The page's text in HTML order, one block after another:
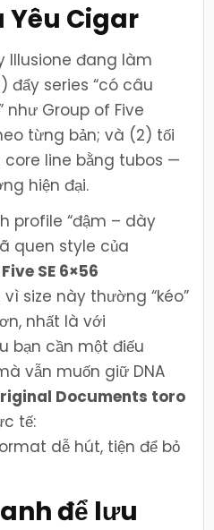
Yêu Cigar
Illusione đang làm
đẩy series “có câu
Group of Five
từng bản; và (2) tối
line bằng tubos —
hiện đại.
profile “đậm – dày
quen style của
SE 6×56
size này thường “kéo”
nhất là với
bạn cần một điếu
vẫn muốn giữ DNA
Documents toro
tế:
dễ hút, tiện để bỏ
để lưu